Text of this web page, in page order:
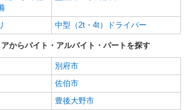
中型（2t・4t）ドライバー
からバイト・アルバイト・パートを探す
別府市
佐伯市
豊後大野市